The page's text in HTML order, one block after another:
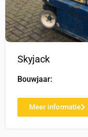
Skyjack
Bouwjaar:
Meer informatie